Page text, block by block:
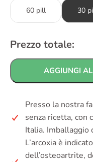
60 pill 30
Prezzo totale:
AGGIUNGI
Presso la nostra
senza ricetta, con
Italia. Imballaggio
L’arcoxia è
dell’osteoartrite,